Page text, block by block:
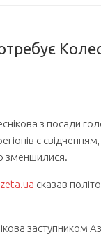
з посади
є
зменшилися.
сказав
заступником